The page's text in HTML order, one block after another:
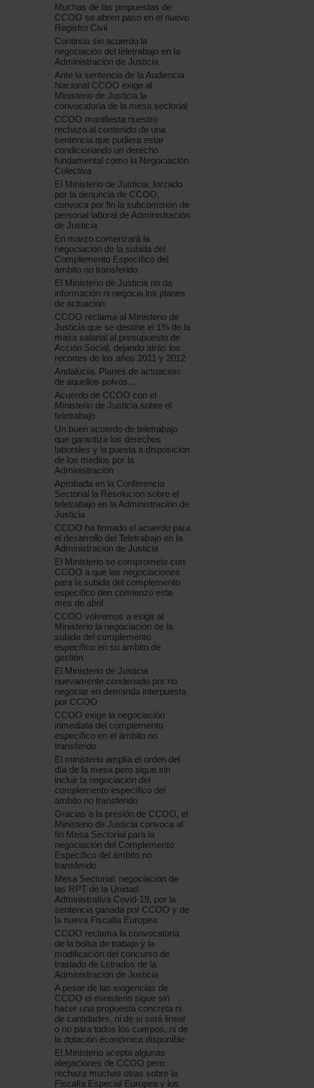
Muchas de las propuestas de
CCOO se abren paso en el nuevo
Registro Civil
Continúa sin acuerdo la
negociación del teletrabajo en la
Administración de Justicia
Ante la sentencia de la Audiencia
Nacional CCOO exige al
Ministerio de Justicia la
convocatoria de la mesa sectorial
CCOO manifiesta nuestro
rechazo al contenido de una
sentencia que pudiera estar
condicionando un derecho
fundamental como la Negociación
Colectiva
El Ministerio de Justicia, forzado
por la denuncia de CCOO,
convoca por fin la subcomisión de
personal laboral de Administración
de Justicia
En marzo comenzará la
negociación de la subida del
Complemento Específico del
ámbito no transferido
El Ministerio de Justicia no da
información ni negocia los planes
de actuación
CCOO reclama al Ministerio de
Justicia que se destine el 1% de la
masa salarial al presupuesto de
Acción Social, dejando atrás los
recortes de los años 2011 y 2012
Andalucía. Planes de actuación:
de aquellos polvos...
Acuerdo de CCOO con el
Ministerio de Justicia sobre el
teletrabajo
Un buen acuerdo de teletrabajo
que garantiza los derechos
laborales y la puesta a disposición
de los medios por la
Administración
Aprobada en la Conferencia
Sectorial la Resolución sobre el
teletrabajo en la Administración de
Justicia
CCOO ha firmado el acuerdo para
el desarrollo del Teletrabajo en la
Administración de Justicia
El Ministerio se compromete con
CCOO a que las negociaciones
para la subida del complemento
específico den comienzo este
mes de abril
CCOO volvemos a exigir al
Ministerio la negociación de la
subida del complemento
específico en su ámbito de
gestión
El Ministerio de Justicia
nuevamente condenado por no
negociar en demanda interpuesta
por CCOO
CCOO exige la negociación
inmediata del complemento
específico en el ámbito no
transferido
El ministerio amplía el orden del
día de la mesa pero sigue sin
incluir la negociación del
complemento específico del
ámbito no transferido
Gracias a la presión de CCOO, el
Ministerio de Justicia convoca al
fin Mesa Sectorial para la
negociación del Complemento
Específico del ámbito no
transferido
Mesa Sectorial: negociación de
las RPT de la Unidad
Administrativa Covid-19, por la
sentencia ganada por CCOO y de
la nueva Fiscalía Europea
CCOO reclama la convocatoria
de la bolsa de trabajo y la
modificación del concurso de
traslado de Letrados de la
Administración de Justicia
A pesar de las exigencias de
CCOO el ministerio sigue sin
hacer una propuesta concreta ni
de cantidades, ni de si será lineal
o no para todos los cuerpos, ni de
la dotación económica disponible
El Ministerio acepta algunas
alegaciones de CCOO pero
rechaza muchas otras sobre la
Fiscalía Especial Europea y los